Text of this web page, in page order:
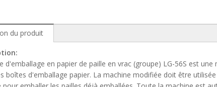
du produit
d'emballage en papier de paille en vrac (groupe) LG-56S est
boîtes d'emballage papier. La machine modifiée doit être